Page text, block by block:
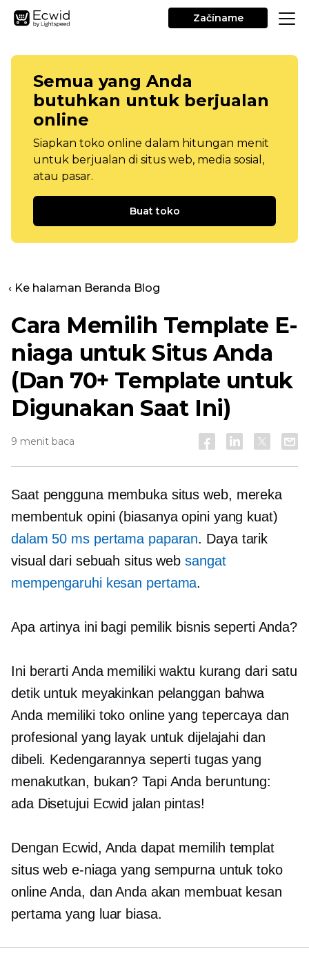
Začíname
Semua yang Anda
butuhkan untuk berjualan
online
Siapkan toko online dalam hitungan menit
untuk berjualan di situs web, media sosial,
atau pasar.
Buat toko
‹ Ke halaman Beranda Blog
Cara Memilih Template E-
niaga untuk Situs Anda
(Dan 70+ Template untuk
Digunakan Saat Ini)
9 menit baca
Saat pengguna membuka situs web, mereka
membentuk opini (biasanya opini yang kuat)
dalam 50 ms pertama paparan. Daya tarik
visual dari sebuah situs websangat
mempengaruhi kesan pertama.
Apa artinya ini bagi pemilik bisnis seperti Anda?
Ini berarti Anda memiliki waktu kurang dari satu
detik untuk meyakinkan pelanggan bahwa
Anda memiliki toko online yang tepercaya dan
profesional yang layak untuk dijelajahi dan
dibeli. Kedengarannya seperti tugas yang
menakutkan, bukan? Tapi Anda beruntung:
ada Disetujui Ecwid jalan pintas!
Dengan Ecwid, Anda dapat memilih templat
situs web e-niaga yang sempurna untuk toko
online Anda, dan Anda akan membuat kesan
pertama yang luar biasa.